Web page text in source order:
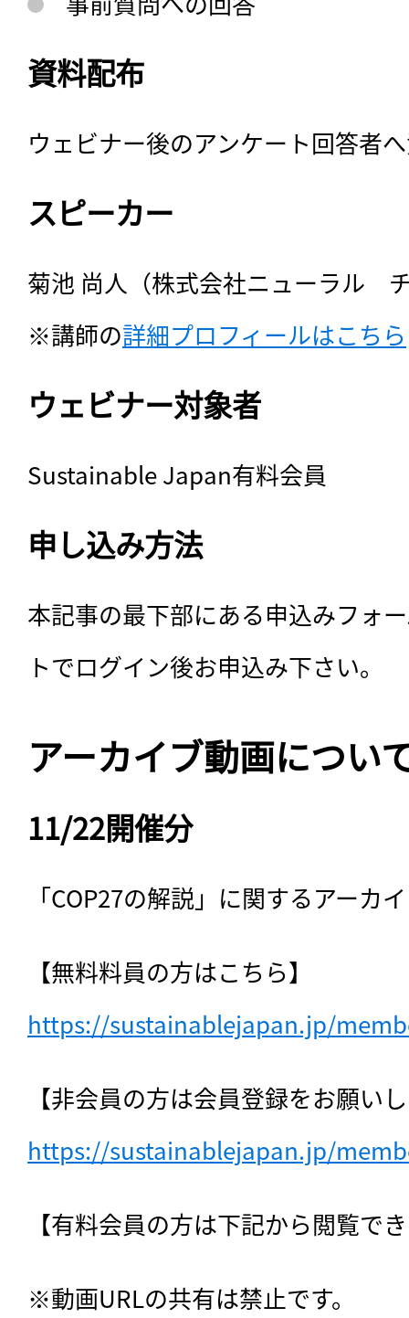
資料配布
ウェビナー後のアンケート回答者
スピーカー
菊池 尚人（株式会社ニューラル　
※講師の詳細プロフィールはこちら
ウェビナー対象者
Sustainable Japan有料会員
申し込み方法
本記事の最下部にある申込みフォ
トでログイン後お申込み下さい。
アーカイブ動画につい
11/22開催分
「COP27の解説」に関するアーカ
【無料料員の方はこちら】
https://sustainablejapan.jp/
【非会員の方は会員登録をお願い
https://sustainablejapan.jp/
【有料会員の方は下記から閲覧で
※動画URLの共有は禁止です。